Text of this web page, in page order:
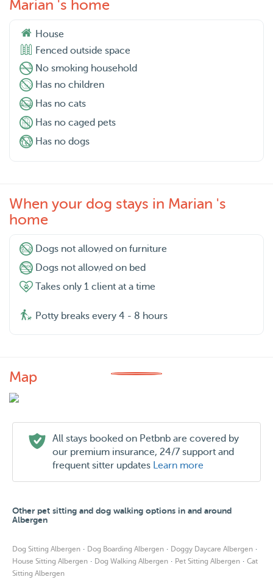
Marian 's home
House
Fenced outside space
No smoking household
Has no children
Has no cats
Has no caged pets
Has no dogs
When your dog stays in Marian 's
home
Dogs not allowed on furniture
Dogs not allowed on bed
Takes only 1 client at a time
Potty breaks every 4 - 8 hours
Map
All stays booked on Petbnb are covered by
our premium insurance, 24/7 support and
frequent sitter updates Learn more
Other pet sitting and dog walking options in and around
Albergen
Dog Sitting Albergen · Dog Boarding Albergen · Doggy Daycare Albergen ·
House Sitting Albergen · Dog Walking Albergen · Pet Sitting Albergen · Cat
Sitting Albergen